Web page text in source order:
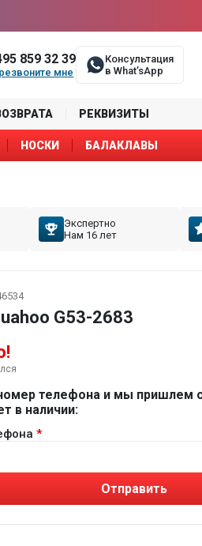
859 32 39
мне
Консультация
в What’sApp
РЕКВИЗИТЫ
НОСКИ БАЛАКЛАВЫ
Экспертно
Нам 16 лет
G53-2683
телефона и мы пришлем
в наличии:
Отправить